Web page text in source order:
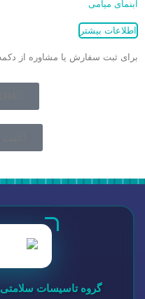
آبنمای میامی
اطلاعات بیشتر
برای ثبت سفارش یا مشاوره از دکمه
گروه تاسیسات سلامتی